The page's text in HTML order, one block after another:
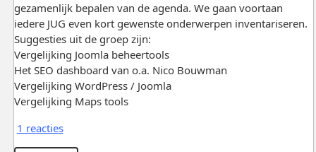
gezamenlijk bepalen van de agenda. We gaan voortaan
iedere JUG even kort gewenste onderwerpen inventariseren.
Suggesties uit de groep zijn:
Vergelijking Joomla beheertools
Het SEO dashboard van o.a. Nico Bouwman
Vergelijking WordPress / Joomla
Vergelijking Maps tools
1 reacties